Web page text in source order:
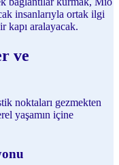
insanlarıyla ortak ilgi
kapı aralayacak.
ve
noktaları gezmekten
yaşamın içine